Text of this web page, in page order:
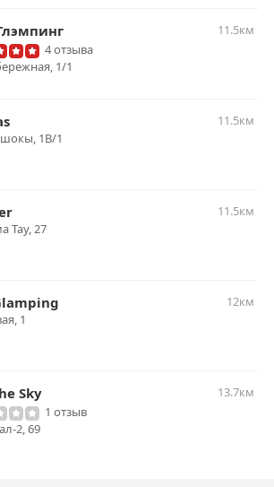
11.5км
4 отзыва
1/1
11.5км
1В/1
11.5км
Тау, 27
12км
1
Sky
13.7км
1 отзыв
2, 69